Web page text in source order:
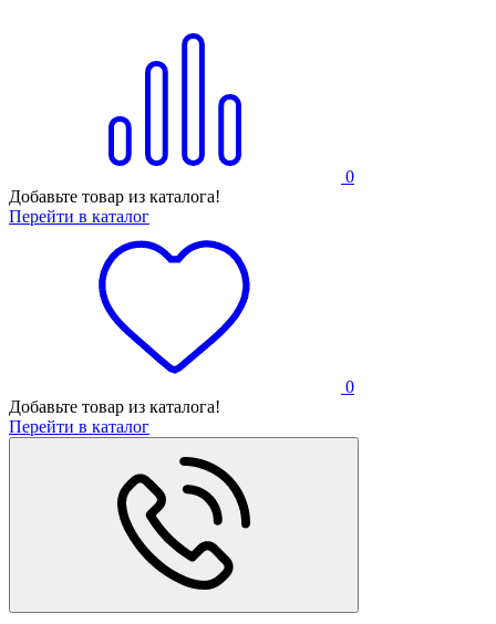
0
Добавьте товар из каталога!
Перейти в каталог
0
Добавьте товар из каталога!
Перейти в каталог